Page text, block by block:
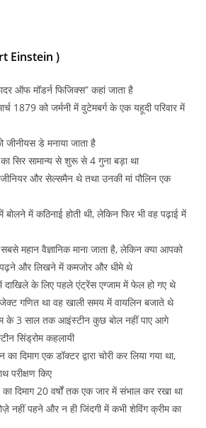
Einstein )
ऑफ मॉडर्न फिजिक्स” कहां जाता है
1879 को जर्मनी में वुटेमबर्ग के एक यहूदी परिवार में
जीनीयस डे मनाया जाता है
सिर सामान्य से शुरू से 4 गुना बड़ा था
और सेल्समैन थे तथा उनकी मां पौलिन एक
में कठिनाई होती थी, लेकिन फिर भी वह पढ़ाई में
महान वैज्ञानिक माना जाता है, लेकिन क्या आपको
और लिखने में कमजोर और धीमे थे
में दाखिले के लिए पहले एंट्रेंस एग्जाम में फेल हो गए थे
गणित था वह खाली समय में वायलिन बजाते थे
के 3 साल तक आइंस्टीन कुछ बोल नहीं पाए आगे
सिंड्रोम कहलायी
दिमाग एक डॉक्टर द्वारा चोरी कर लिया गया था,
परीक्षण किए
दिमाग 20 वर्षों तक एक जार में संभाल कर रखा था
नहीं पहने और न ही जिंदगी में कभी शेविंग क्रीम का